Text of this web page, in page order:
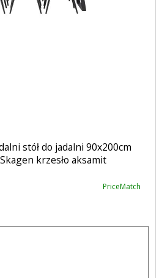
stół do jadalni 90x200cm
krzesło aksamit
PriceMatch